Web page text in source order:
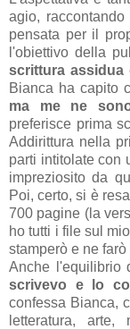
agio, raccontando
pensata per il
l'obiettivo della
scrittura assidua
Bianca ha capito
ma me ne
preferisce prima
Addirittura nella
parti intitolate con
impreziosito da
Poi, certo, si è
700 pagine (la
ho tutti i file sul
stamperò e ne
Anche l'equilibrio
scrivevo e lo
confessa Bianca,
letteratura,